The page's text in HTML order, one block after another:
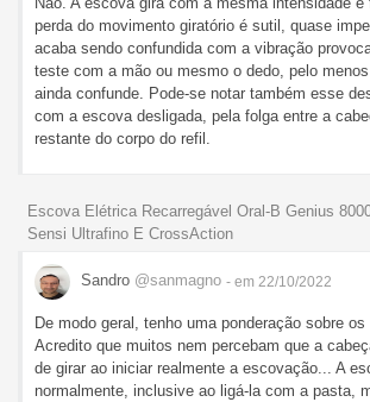
perda do movimento giratório é sutil, quase
acaba sendo confundida com a vibração
teste com a mão ou mesmo o dedo, pelo
ainda confunde. Pode-se notar também esse
com a escova desligada, pela folga entre a
restante do corpo do refil.
Escova Elétrica Recarregável Oral-B Genius
Sensi Ultrafino E CrossAction
Sandro @sanmagno - em 22/10/2022
De modo geral, tenho uma ponderação sobre os
Acredito que muitos nem percebam que a
de girar ao iniciar realmente a escovação... A
normalmente, inclusive ao ligá-la com a pasta,